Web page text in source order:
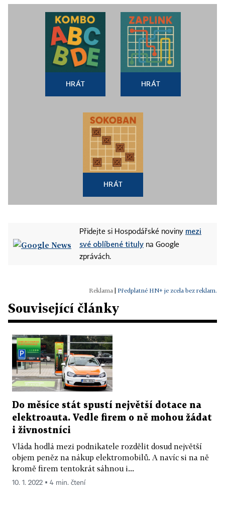
HRÁT HRÁT
HRÁT
Přidejte si Hospodářské noviny mezi
své oblíbené tituly na Google
zprávách.
Předplatné HN+ je zcela bez reklam.
Související články
Do měsíce stát spustí největší dotace na
elektroauta. Vedle firem o ně mohou žádat
i živnostníci
Vláda hodlá mezi podnikatele rozdělit dosud největší
objem peněz na nákup elektromobilů. A navíc si na ně
kromě firem tentokrát sáhnou i...
10. 1. 2022 ▪ 4 min. čtení